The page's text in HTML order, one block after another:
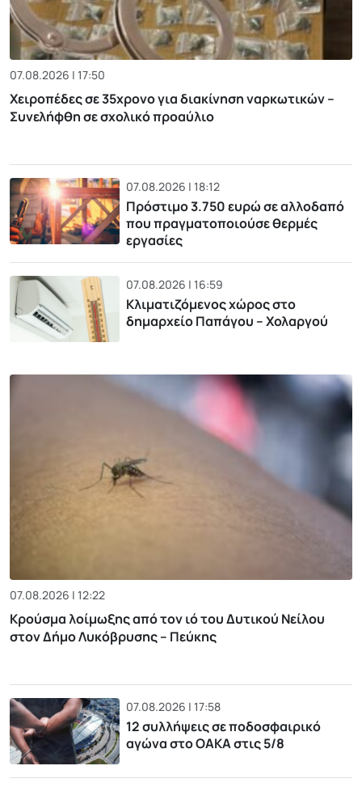
07.08.2026 | 17:50
Χειροπέδες σε 35χρονο για διακίνηση ναρκωτικών –
Συνελήφθη σε σχολικό προαύλιο
07.08.2026 | 18:12
Πρόστιμο 3.750 ευρώ σε αλλοδαπό
που πραγματοποιούσε θερμές
εργασίες
07.08.2026 | 16:59
Κλιματιζόμενος χώρος στο
δημαρχείο Παπάγου – Χολαργού
07.08.2026 | 12:22
Κρούσμα λοίμωξης από τον ιό του Δυτικού Νείλου
στον Δήμο Λυκόβρυσης – Πεύκης
07.08.2026 | 17:58
12 συλλήψεις σε ποδοσφαιρικό
αγώνα στο ΟΑΚΑ στις 5/8